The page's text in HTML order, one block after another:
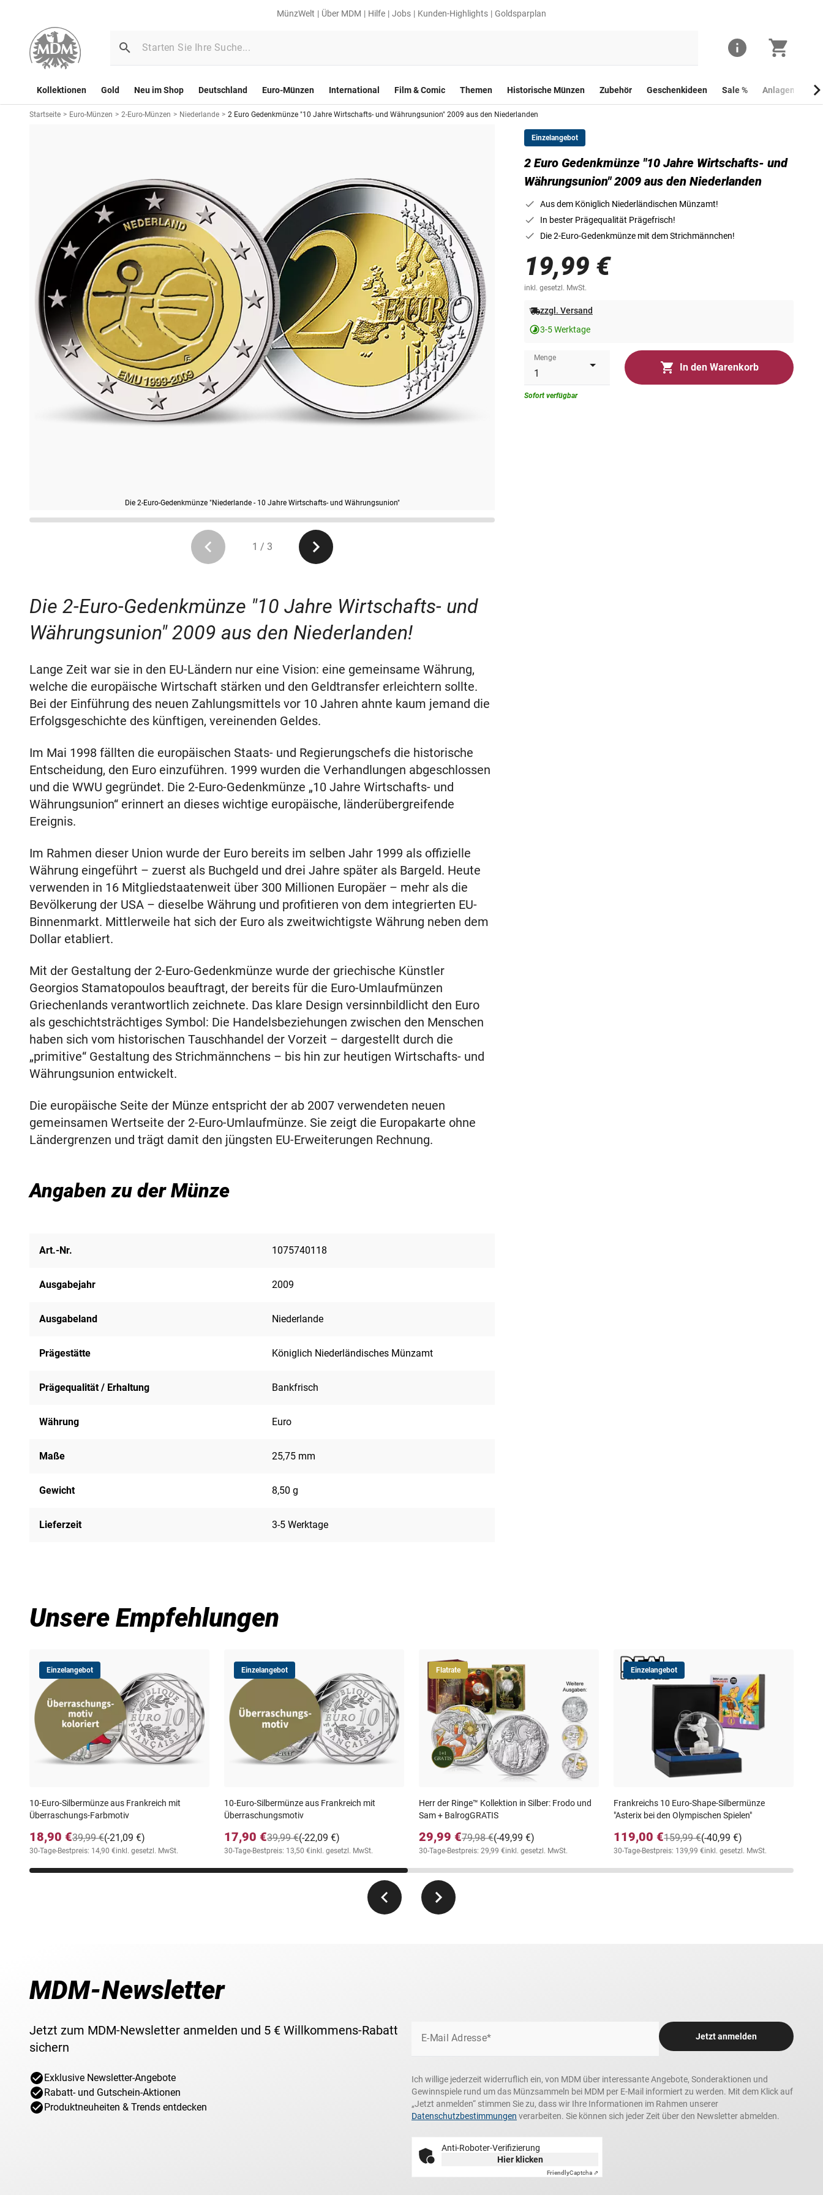
MünzWelt Über MDM Hilfe Jobs Kunden-Highlights Goldsparplan
Kollektionen Gold Neu im Shop Deutschland Euro-Münzen International Film & Comic Themen Historische Münzen Zubehör Geschenkideen Sale % Anlagemünzen
Startseite > Euro-Münzen > 2-Euro-Münzen > Niederlande > 2 Euro Gedenkmünze "10 Jahre Wirtschafts- und Währungsunion" 2009 aus den Niederlanden
Die 2-Euro-Gedenkmünze "Niederlande - 10 Jahre Wirtschafts- und Währungsunion"
Die Vorderseite der 2-Euro-Gedenkmünze "Niederlande - 10 Jahre
1 / 3
Einzelangebot
2 Euro Gedenkmünze "10 Jahre Wirtschafts- und
Währungsunion" 2009 aus den Niederlanden
Aus dem Königlich Niederländischen Münzamt!
In bester Prägequalität Prägefrisch!
Die 2-Euro-Gedenkmünze mit dem Strichmännchen!
19,99 €
inkl. gesetzl. MwSt.
zzgl. Versand
3-5 Werktage
Menge
In den Warenkorb
Sofort verfügbar
Die 2-Euro-Gedenkmünze "10 Jahre Wirtschafts- und
Währungsunion" 2009 aus den Niederlanden!
Lange Zeit war sie in den EU-Ländern nur eine Vision: eine gemeinsame Währung,
welche die europäische Wirtschaft stärken und den Geldtransfer erleichtern sollte.
Bei der Einführung des neuen Zahlungsmittels vor 10 Jahren ahnte kaum jemand die
Erfolgsgeschichte des künftigen, vereinenden Geldes.
Im Mai 1998 fällten die europäischen Staats- und Regierungschefs die historische
Entscheidung, den Euro einzuführen. 1999 wurden die Verhandlungen abgeschlossen
und die WWU gegründet. Die 2-Euro-Gedenkmünze „10 Jahre Wirtschafts- und
Währungsunion“ erinnert an dieses wichtige europäische, länderübergreifende
Ereignis.
Im Rahmen dieser Union wurde der Euro bereits im selben Jahr 1999 als offizielle
Währung eingeführt – zuerst als Buchgeld und drei Jahre später als Bargeld. Heute
verwenden in 16 Mitgliedstaatenweit über 300 Millionen Europäer – mehr als die
Bevölkerung der USA – dieselbe Währung und profitieren von dem integrierten EU-
Binnenmarkt. Mittlerweile hat sich der Euro als zweitwichtigste Währung neben dem
Dollar etabliert.
Mit der Gestaltung der 2-Euro-Gedenkmünze wurde der griechische Künstler
Georgios Stamatopoulos beauftragt, der bereits für die Euro-Umlaufmünzen
Griechenlands verantwortlich zeichnete. Das klare Design versinnbildlicht den Euro
als geschichtsträchtiges Symbol: Die Handelsbeziehungen zwischen den Menschen
haben sich vom historischen Tauschhandel der Vorzeit – dargestellt durch die
„primitive“ Gestaltung des Strichmännchens – bis hin zur heutigen Wirtschafts- und
Währungsunion entwickelt.
Die europäische Seite der Münze entspricht der ab 2007 verwendeten neuen
gemeinsamen Wertseite der 2-Euro-Umlaufmünze. Sie zeigt die Europakarte ohne
Ländergrenzen und trägt damit den jüngsten EU-Erweiterungen Rechnung.
Angaben zu der Münze
Art.-Nr. 1075740118
Ausgabejahr 2009
Ausgabeland Niederlande
Prägestätte Königlich Niederländisches Münzamt
Prägequalität / Erhaltung Bankfrisch
Währung Euro
Maße 25,75 mm
Gewicht 8,50 g
Lieferzeit 3-5 Werktage
Unsere Empfehlungen
Einzelangebot
10-Euro-Silbermünze aus Frankreich mit
Überraschungs-Farbmotiv
18,90 € (-21,09 €)
39,99 €
30-Tage-Bestpreis: 14,90 €inkl. gesetzl. MwSt.
Einzelangebot
10-Euro-Silbermünze aus Frankreich mit
Überraschungsmotiv
17,90 € (-22,09 €)
39,99 €
30-Tage-Bestpreis: 13,50 €inkl. gesetzl. MwSt.
Flatrate
Herr der Ringe™ Kollektion in Silber: Frodo und
Sam + BalrogGRATIS
29,99 € (-49,99 €)
79,98 €
30-Tage-Bestpreis: 29,99 €inkl. gesetzl. MwSt.
Einzelangebot
Frankreichs 10 Euro-Shape-Silbermünze
"Asterix bei den Olympischen Spielen"
119,00 € (-40,99 €)
159,99 €
30-Tage-Bestpreis: 139,99 €inkl. gesetzl. MwSt.
MDM-Newsletter
Jetzt zum MDM-Newsletter anmelden und 5 € Willkommens-Rabatt
sichern
Exklusive Newsletter-Angebote
Rabatt- und Gutschein-Aktionen
Produktneuheiten & Trends entdecken
E-Mail Adresse* Jetzt anmelden
Ich willige jederzeit widerruflich ein, von MDM über interessante Angebote, Sonderaktionen und
Gewinnspiele rund um das Münzsammeln bei MDM per E-Mail informiert zu werden. Mit dem Klick auf
„Jetzt anmelden“ stimmen Sie zu, dass wir Ihre Informationen im Rahmen unserer
Datenschutzbestimmungen verarbeiten. Sie können sich jeder Zeit über den Newsletter abmelden.
Anti-Roboter-Verifizierung
Hier klicken
FriendlyCaptcha ⇗